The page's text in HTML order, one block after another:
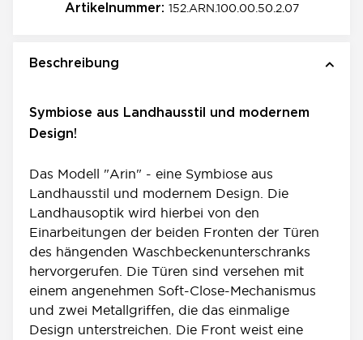
Artikelnummer: 152.ARN.100.00.50.2.07
Beschreibung
Symbiose aus Landhausstil und modernem
Design!
Das Modell "Arin" - eine Symbiose aus
Landhausstil und modernem Design. Die
Landhausoptik wird hierbei von den
Einarbeitungen der beiden Fronten der Türen
des hängenden Waschbeckenunterschranks
hervorgerufen. Die Türen sind versehen mit
einem angenehmen Soft-Close-Mechanismus
und zwei Metallgriffen, die das einmalige
Design unterstreichen. Die Front weist eine